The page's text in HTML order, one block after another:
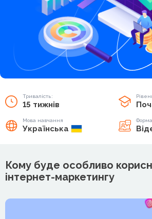
Тривалість:
15 тижнів
Мова навчання
Українська
Кому буде особливо
інтернет-маркетингу